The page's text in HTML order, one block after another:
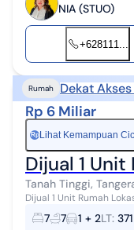
NIA (STUO)
+628111...
Rumah Dekat
Rp 6 Miliar
Rp Lihat Kemampuan
Dijual 1
Tanah Tinggi,
Dijual 1 Unit Rumah
Tangerang Banten Lokasi : Komplek Kehakiman Setjen Luas Tanah
371 m2 Luas Bangu...
7 7 1 + 2LT: